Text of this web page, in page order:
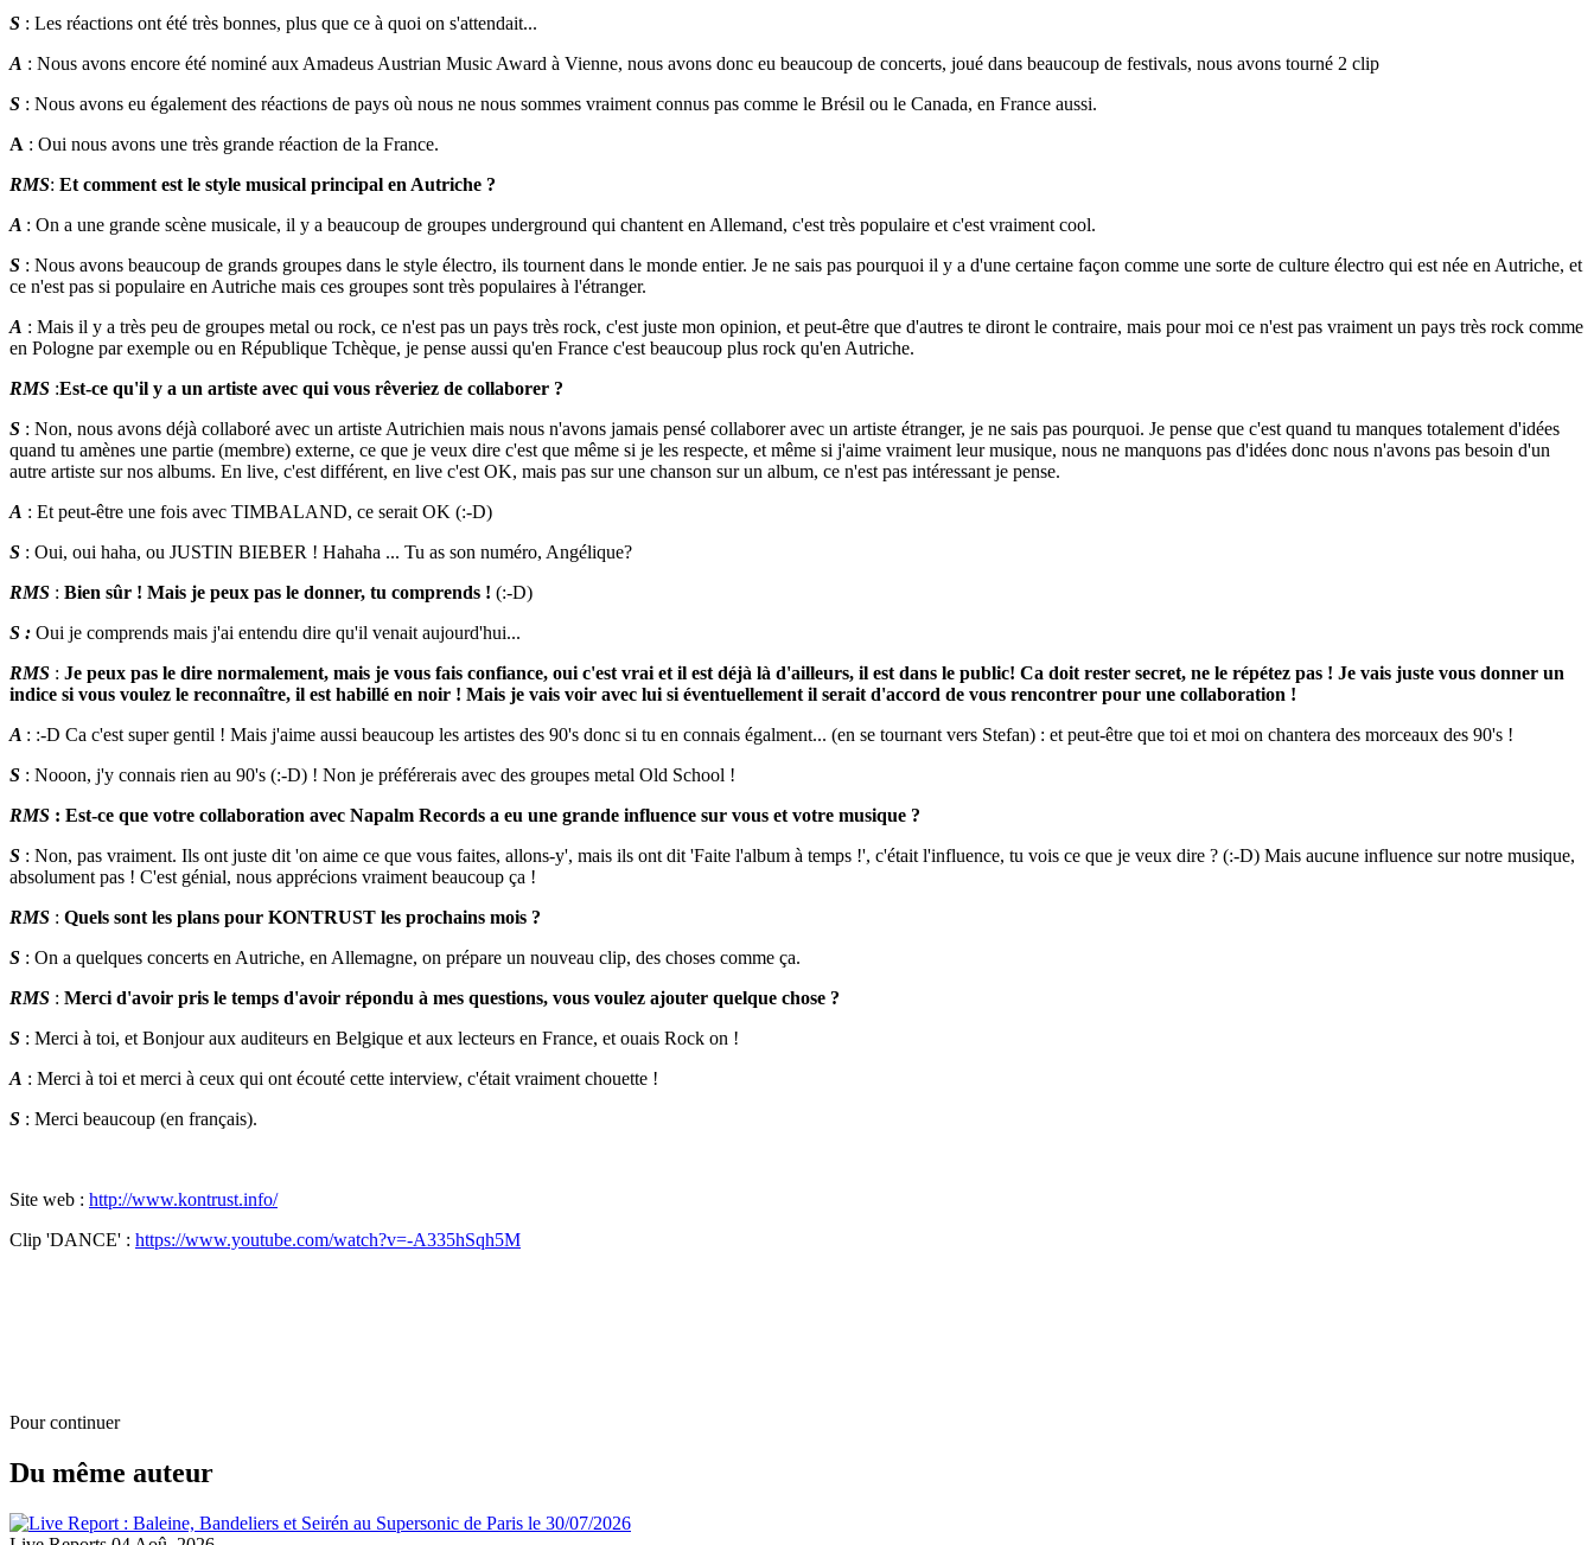
S : Les réactions ont été très bonnes, plus que ce à quoi on s'attendait...
A : Nous avons encore été nominé aux Amadeus Austrian Music Award à Vienne, nous avons donc eu beaucoup de concerts, joué dans beaucoup de festivals, nous avons tourné 2 clip
S : Nous avons eu également des réactions de pays où nous ne nous sommes vraiment connus pas comme le Brésil ou le Canada, en France aussi.
A : Oui nous avons une très grande réaction de la France.
RMS: Et comment est le style musical principal en Autriche ?
A : On a une grande scène musicale, il y a beaucoup de groupes underground qui chantent en Allemand, c'est très populaire et c'est vraiment cool.
S : Nous avons beaucoup de grands groupes dans le style électro, ils tournent dans le monde entier. Je ne sais pas pourquoi il y a d'une certaine façon comme une sorte de culture électro qui est née en Autriche, et
ce n'est pas si populaire en Autriche mais ces groupes sont très populaires à l'étranger.
A : Mais il y a très peu de groupes metal ou rock, ce n'est pas un pays très rock, c'est juste mon opinion, et peut-être que d'autres te diront le contraire, mais pour moi ce n'est pas vraiment un pays très rock comme
en Pologne par exemple ou en République Tchèque, je pense aussi qu'en France c'est beaucoup plus rock qu'en Autriche.
RMS :Est-ce qu'il y a un artiste avec qui vous rêveriez de collaborer ?
S : Non, nous avons déjà collaboré avec un artiste Autrichien mais nous n'avons jamais pensé collaborer avec un artiste étranger, je ne sais pas pourquoi. Je pense que c'est quand tu manques totalement d'idées
quand tu amènes une partie (membre) externe, ce que je veux dire c'est que même si je les respecte, et même si j'aime vraiment leur musique, nous ne manquons pas d'idées donc nous n'avons pas besoin d'un
autre artiste sur nos albums. En live, c'est différent, en live c'est OK, mais pas sur une chanson sur un album, ce n'est pas intéressant je pense.
A : Et peut-être une fois avec TIMBALAND, ce serait OK (:-D)
S : Oui, oui haha, ou JUSTIN BIEBER ! Hahaha ... Tu as son numéro, Angélique?
RMS : Bien sûr ! Mais je peux pas le donner, tu comprends ! (:-D)
S : Oui je comprends mais j'ai entendu dire qu'il venait aujourd'hui...
RMS : Je peux pas le dire normalement, mais je vous fais confiance, oui c'est vrai et il est déjà là d'ailleurs, il est dans le public! Ca doit rester secret, ne le répétez pas ! Je vais juste vous donner un
indice si vous voulez le reconnaître, il est habillé en noir ! Mais je vais voir avec lui si éventuellement il serait d'accord de vous rencontrer pour une collaboration !
A : :-D Ca c'est super gentil ! Mais j'aime aussi beaucoup les artistes des 90's donc si tu en connais égalment... (en se tournant vers Stefan) : et peut-être que toi et moi on chantera des morceaux des 90's !
S : Nooon, j'y connais rien au 90's (:-D) ! Non je préférerais avec des groupes metal Old School !
RMS : Est-ce que votre collaboration avec Napalm Records a eu une grande influence sur vous et votre musique ?
S : Non, pas vraiment. Ils ont juste dit 'on aime ce que vous faites, allons-y', mais ils ont dit 'Faite l'album à temps !', c'était l'influence, tu vois ce que je veux dire ? (:-D) Mais aucune influence sur notre musique,
absolument pas ! C'est génial, nous apprécions vraiment beaucoup ça !
RMS : Quels sont les plans pour KONTRUST les prochains mois ?
S : On a quelques concerts en Autriche, en Allemagne, on prépare un nouveau clip, des choses comme ça.
RMS : Merci d'avoir pris le temps d'avoir répondu à mes questions, vous voulez ajouter quelque chose ?
S : Merci à toi, et Bonjour aux auditeurs en Belgique et aux lecteurs en France, et ouais Rock on !
A : Merci à toi et merci à ceux qui ont écouté cette interview, c'était vraiment chouette !
S : Merci beaucoup (en français).
Site web : http://www.kontrust.info/
Clip 'DANCE' : https://www.youtube.com/watch?v=-A335hSqh5M
Pour continuer
Du même auteur